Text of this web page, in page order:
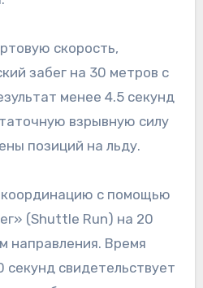
скорость,
забег на 30 метров с
менее 4.5 секунд
взрывную силу
позиций на льду.
координацию с помощью
(Shuttle Run) на 20
направления. Время
секунд свидетельствует